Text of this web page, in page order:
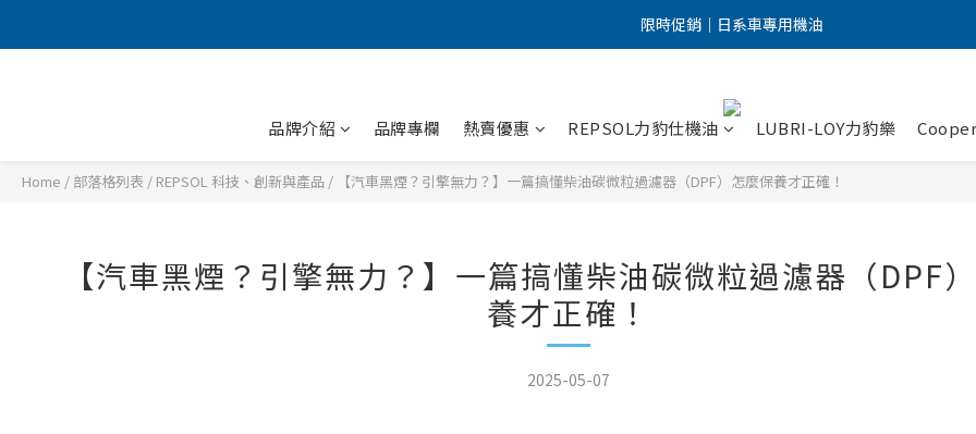
點擊加入LINE好友 優惠訊息不漏接！
限時促銷｜日系車專用機油
品牌介紹 品牌專欄 熱賣優惠 REPSOL力豹仕機油 LUBRI-LOY力豹樂
Home / 部落格列表 / REPSOL 科技、創新與產品 / 【汽車黑煙？引擎無力？】一篇搞懂柴油碳微粒過濾器（DPF）怎麼保養才正確！
【汽車黑煙？引擎無力？】一篇搞懂柴油碳微粒過濾器（DPF
養才正確！
2025-05-07